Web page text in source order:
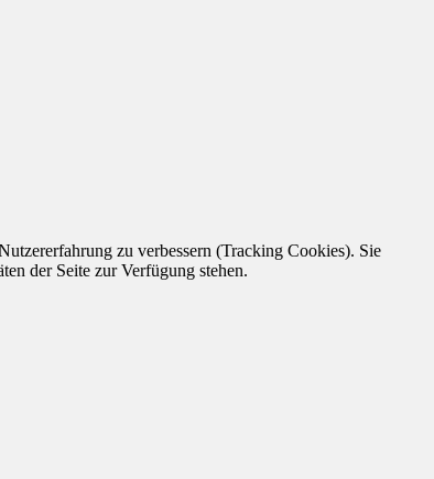
zu verbessern (Tracking Cookies). Sie
der Seite zur Verfügung stehen.